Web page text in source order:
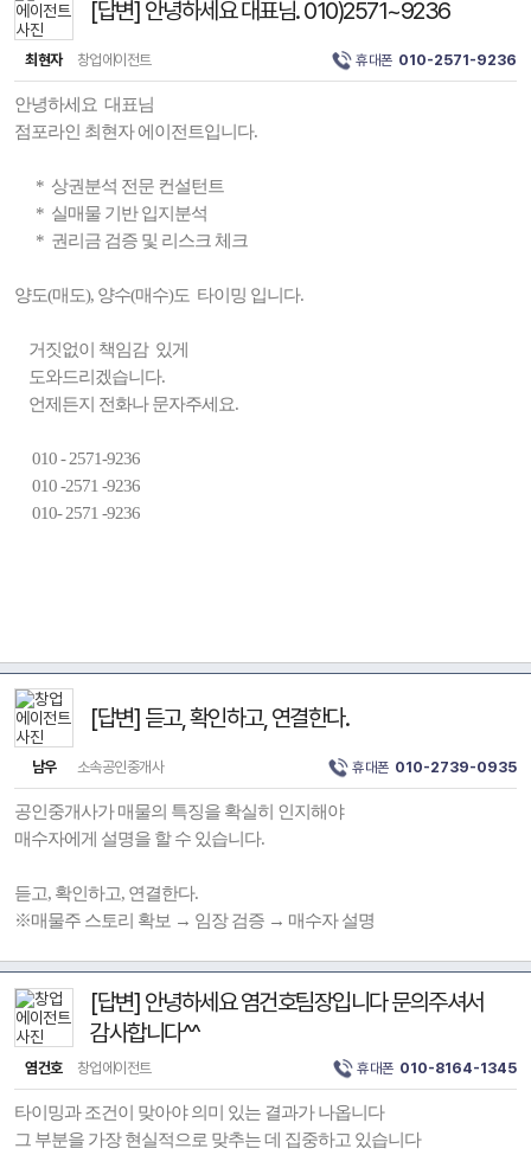
[답변] 안녕하세요 대표님. 010)2571~9236
최현자 창업에이전트 휴대폰 010-2571-9236
안녕하세요 대표님
점포라인 최현자 에이전트입니다.
* 상권분석 전문 컨설턴트
* 실매물 기반 입지분석
* 권리금 검증 및 리스크 체크
양도(매도), 양수(매수)도 타이밍 입니다.
거짓없이 책임감 있게
도와드리겠습니다.
언제든지 전화나 문자주세요.
010 - 2571-9236
010 -2571 -9236
010- 2571 -9236
[답변] 듣고, 확인하고, 연결한다.
남우 소속공인중개사 휴대폰 010-2739-0935
공인중개사가 매물의 특징을 확실히 인지해야
매수자에게 설명을 할 수 있습니다.
듣고, 확인하고, 연결한다.
※매물주 스토리 확보 → 임장 검증 → 매수자 설명
[답변] 안녕하세요 염건호팀장입니다 문의주셔서
감사합니다^^
염건호 창업에이전트 휴대폰 010-8164-1345
타이밍과 조건이 맞아야 의미 있는 결과가 나옵니다
그 부분을 가장 현실적으로 맞추는 데 집중하고 있습니다